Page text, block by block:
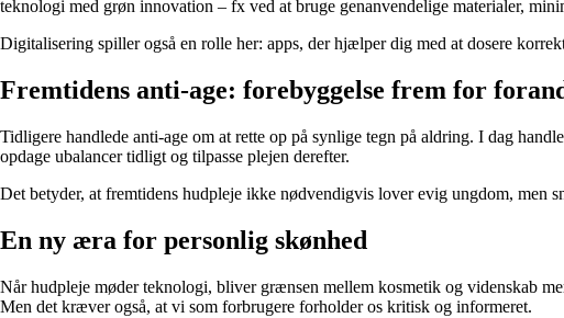
teknologi med grøn innovation – fx ved at bruge genanvendelige materialer,
Digitalisering spiller også en rolle her: apps, der hjælper dig med at dosere
Fremtidens anti-age: forebyggelse frem for
Tidligere handlede anti-age om at rette op på synlige tegn på aldring. I dag
opdage ubalancer tidligt og tilpasse plejen derefter.
Det betyder, at fremtidens hudpleje ikke nødvendigvis lover evig ungdom, men
En ny æra for personlig skønhed
Når hudpleje møder teknologi, bliver grænsen mellem kosmetik og videnskab
Men det kræver også, at vi som forbrugere forholder os kritisk og informeret.